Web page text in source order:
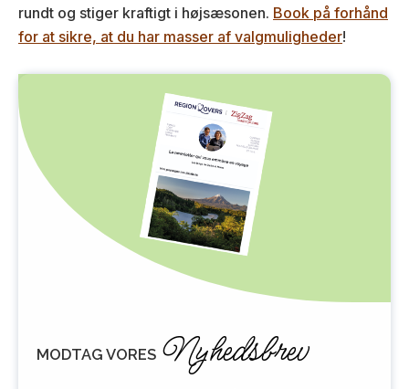
rundt og stiger kraftigt i højsæsonen. Book på forhånd
for at sikre, at du har masser af valgmuligheder!
MODTAG VORES Nyhedsbrev